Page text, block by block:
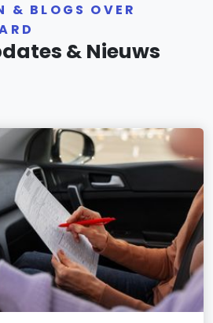
& BLOGS OVER
& Nieuws